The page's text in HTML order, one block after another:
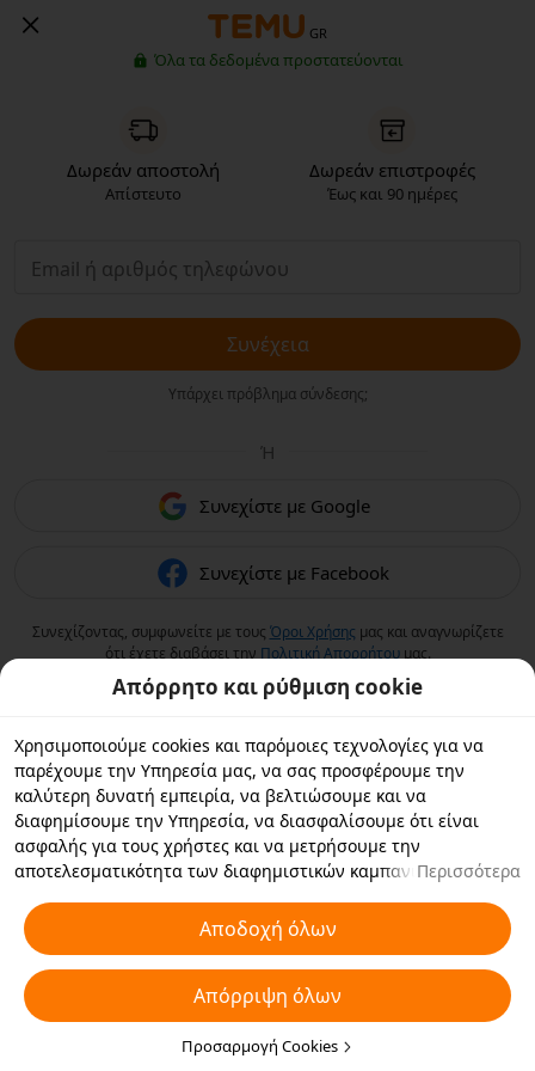
GR
Όλα τα δεδομένα προστατεύονται
Δωρεάν αποστολή
Απίστευτο
Δωρεάν επιστροφές
Έως και 90 ημέρες
Συνέχεια
Υπάρχει πρόβλημα σύνδεσης;
Ή
Συνεχίστε με Google
Συνεχίστε με Facebook
Συνεχίζοντας, συμφωνείτε με τους Όροι Χρήσης μας και αναγνωρίζετε
ότι έχετε διαβάσει την Πολιτική Aπορρήτουμας.
Απόρρητο και ρύθμιση cookie
Χρησιμοποιούμε cookies και παρόμοιες τεχνολογίες για να
παρέχουμε την Υπηρεσία μας, να σας προσφέρουμε την
καλύτερη δυνατή εμπειρία, να βελτιώσουμε και να
διαφημίσουμε την Υπηρεσία, να διασφαλίσουμε ότι είναι
ασφαλής για τους χρήστες και να μετρήσουμε την
αποτελεσματικότητα των διαφημιστικών καμπανιών. Εάν
συνεργάτες με τους οποίους συνεργαζόμαστε να αποθηκεύουν
cookies και παρόμοιες τεχνολογίες στη συσκευή σας για
διαφημιστικούς σκοπούς. Μπορείτε επίσης να κάνετε
"Απόρριψη όλων" για τα μη απαραίτητα cookie ή να επιλέξετε
ποιους τύπους cookies θέλετε να αποδεχτείτε ή να
απενεργοποιήσετε κάνοντας κλικ στην επιλογή "Προσαρμογή
Περισσότερα
Αποδοχή όλων
Απόρριψη όλων
Προσαρμογή Cookies